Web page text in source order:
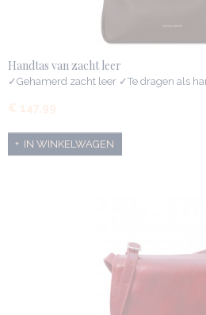
Handtas van zacht leer
✓Gehamerd zacht leer ✓Te dragen als
€ 147,99
IN WINKELWAGEN